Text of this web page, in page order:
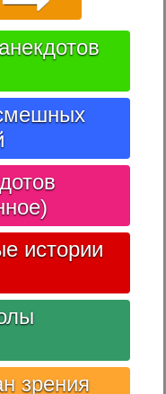
истории
зрения